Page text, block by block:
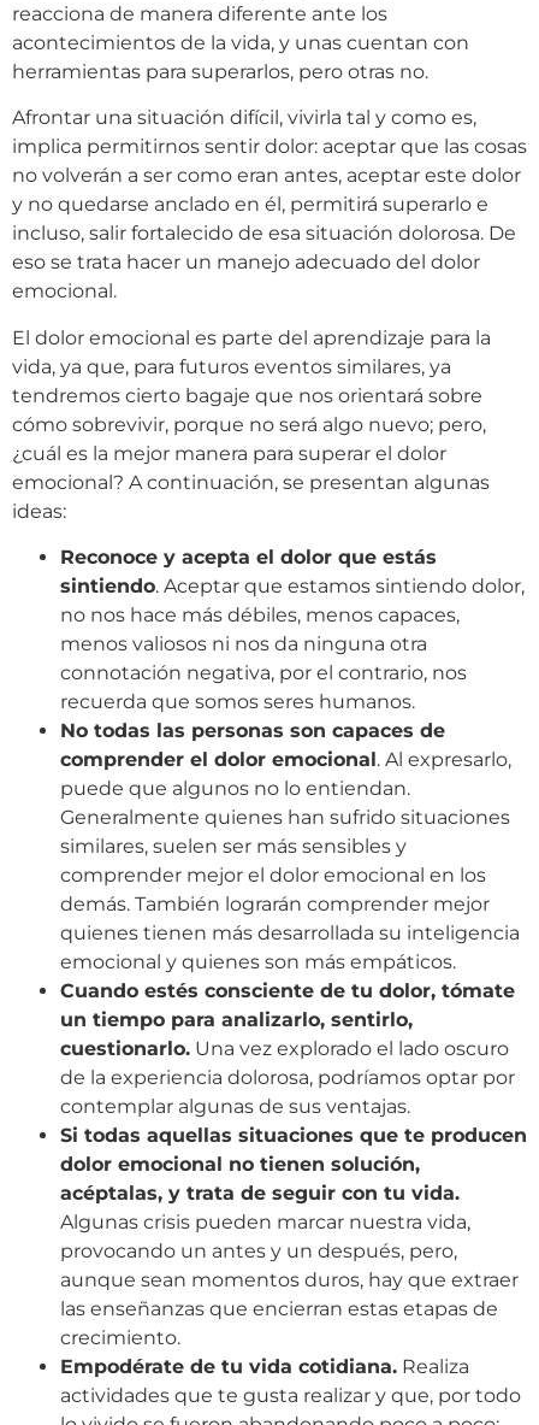
reacciona de manera diferente ante los
acontecimientos de la vida, y unas cuentan con
herramientas para superarlos, pero otras no.
Afrontar una situación difícil, vivirla tal y como es,
implica permitirnos sentir dolor: aceptar que las cosas
no volverán a ser como eran antes, aceptar este dolor
y no quedarse anclado en él, permitirá superarlo e
incluso, salir fortalecido de esa situación dolorosa. De
eso se trata hacer un manejo adecuado del dolor
emocional.
El dolor emocional es parte del aprendizaje para la
vida, ya que, para futuros eventos similares, ya
tendremos cierto bagaje que nos orientará sobre
cómo sobrevivir, porque no será algo nuevo; pero,
¿cuál es la mejor manera para superar el dolor
emocional? A continuación, se presentan algunas
ideas:
Reconoce y acepta el dolor que estás
sintiendo. Aceptar que estamos sintiendo dolor,
no nos hace más débiles, menos capaces,
menos valiosos ni nos da ninguna otra
connotación negativa, por el contrario, nos
recuerda que somos seres humanos.
No todas las personas son capaces de
comprender el dolor emocional. Al expresarlo,
puede que algunos no lo entiendan.
Generalmente quienes han sufrido situaciones
similares, suelen ser más sensibles y
comprender mejor el dolor emocional en los
demás. También lograrán comprender mejor
quienes tienen más desarrollada su inteligencia
emocional y quienes son más empáticos.
Cuando estés consciente de tu dolor, tómate
un tiempo para analizarlo, sentirlo,
cuestionarlo. Una vez explorado el lado oscuro
de la experiencia dolorosa, podríamos optar por
contemplar algunas de sus ventajas.
Si todas aquellas situaciones que te producen
dolor emocional no tienen solución,
acéptalas, y trata de seguir con tu vida.
Algunas crisis pueden marcar nuestra vida,
provocando un antes y un después, pero,
aunque sean momentos duros, hay que extraer
las enseñanzas que encierran estas etapas de
crecimiento.
Empodérate de tu vida cotidiana. Realiza
actividades que te gusta realizar y que, por todo